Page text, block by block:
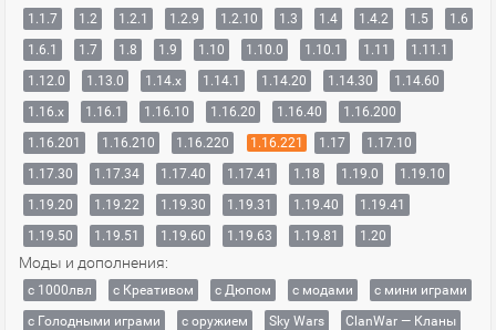
1.1.7
1.2 1.2.1 1.2.9 1.2.10 1.3 1.4 1.4.2 1.5
1.6
1.6.1
1.7 1.8 1.9 1.10 1.10.0 1.10.1 1.11
1.11.1
1.12.0
1.13.0 1.14.x 1.14.1 1.14.20 1.14.30
1.14.60
1.16.x
1.16.1 1.16.10 1.16.20 1.16.40
1.16.200
1.16.201
1.16.210 1.16.220 1.16.221 1.17
1.17.10
1.17.30
1.17.34 1.17.40 1.17.41 1.18 1.19.0
1.19.10
1.19.20
1.19.22 1.19.30 1.19.31 1.19.40
1.19.41
1.19.50
1.19.51 1.19.60 1.19.63 1.19.81 1.20
Моды и дополнения:
с 1000лвл c Креативом с Дюпом с модами
с мини играми
с Голодными играми
с оружием Sky Wars
ClanWar — Кланы